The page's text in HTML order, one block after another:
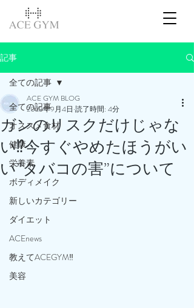
記事
全ての記事
オススメ食材
健康
栄養素
ボディメイク
新しいカテゴリー
ダイエット
ACEnews
教えてACEGYM‼️
美容
全ての記事
ガンのリスクだけじゃな
い⁉️今すぐやめたほうがい
い”タバコの害”について
ACE GYM BLOG
2023年9月4日 読了時間: 4分